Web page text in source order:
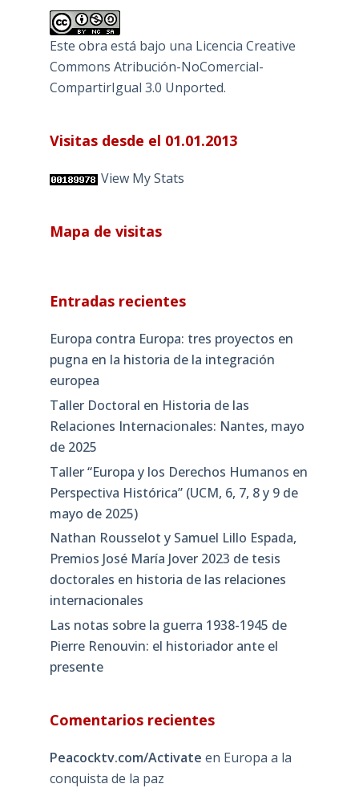
Este obra está bajo una Licencia Creative
Commons Atribución-NoComercial-
CompartirIgual 3.0 Unported.
Visitas desde el 01.01.2013
View My Stats
Mapa de visitas
Entradas recientes
Europa contra Europa: tres proyectos en
pugna en la historia de la integración
europea
Taller Doctoral en Historia de las
Relaciones Internacionales: Nantes, mayo
de 2025
Taller “Europa y los Derechos Humanos en
Perspectiva Histórica” (UCM, 6, 7, 8 y 9 de
mayo de 2025)
Nathan Rousselot y Samuel Lillo Espada,
Premios José María Jover 2023 de tesis
doctorales en historia de las relaciones
internacionales
Las notas sobre la guerra 1938-1945 de
Pierre Renouvin: el historiador ante el
presente
Comentarios recientes
Peacocktv.com/Activate en Europa a la
conquista de la paz